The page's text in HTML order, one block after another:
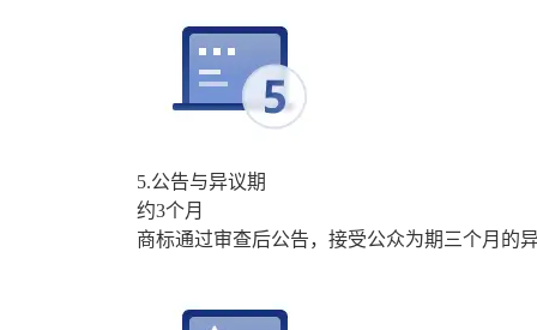
5.公告与异议期
约3个月
商标通过审查后公告，接受公众为期三个月的异